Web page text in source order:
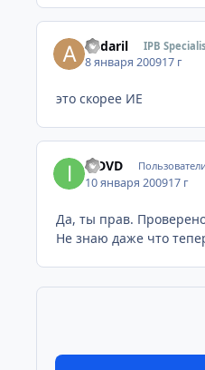
andaril IPB
8 января 200917 г
это скорее ИЕ
inDVD
10 января 200917 г
Да, ты прав. Проверено
Не знаю даже что